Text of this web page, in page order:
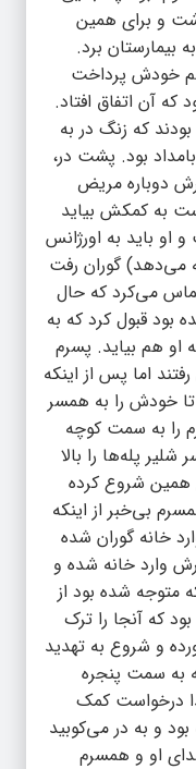
و برای همین
بیمارستان برد.
خودش پرداخت
بود که آن اتفاق افتاد.
که زنگ در به
بود. پشت در،
دوباره مریض
به کمکش بیاید
او باید به اورژانس
می‌دهد) گوران رفت
می‌کرد که حال
قبول کرد که به
او هم بیاید. پسرم
اما پس از اینکه
تا خودش را به همسر
را به سمت کوچه
پله‌ها را بالا
همین شروع کرده
بی‌خبر از اینکه
خانه گوران شده
وارد خانه شده و
متوجه شده بود از
که آنجا را ترک
و شروع به تهدید
به سمت پنجره
درخواست کمک
و به در می‌کوبید
او و همسرم